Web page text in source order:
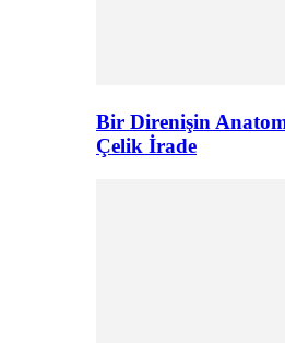
Bir Direnişin
Çelik İrade